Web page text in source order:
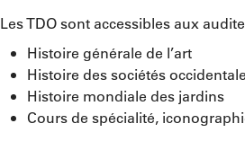
Les TDO sont accessibles aux
Histoire générale de l’art
Histoire des sociétés
Histoire mondiale des jardins
Cours de spécialité,